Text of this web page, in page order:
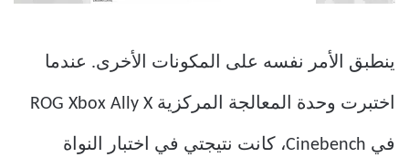
ينطبق الأمر نفسه على المكونات الأخرى. عندما
اختبرت وحدة المعالجة المركزية ROG Xbox Ally X
في Cinebench، كانت نتيجتي في اختبار النواة